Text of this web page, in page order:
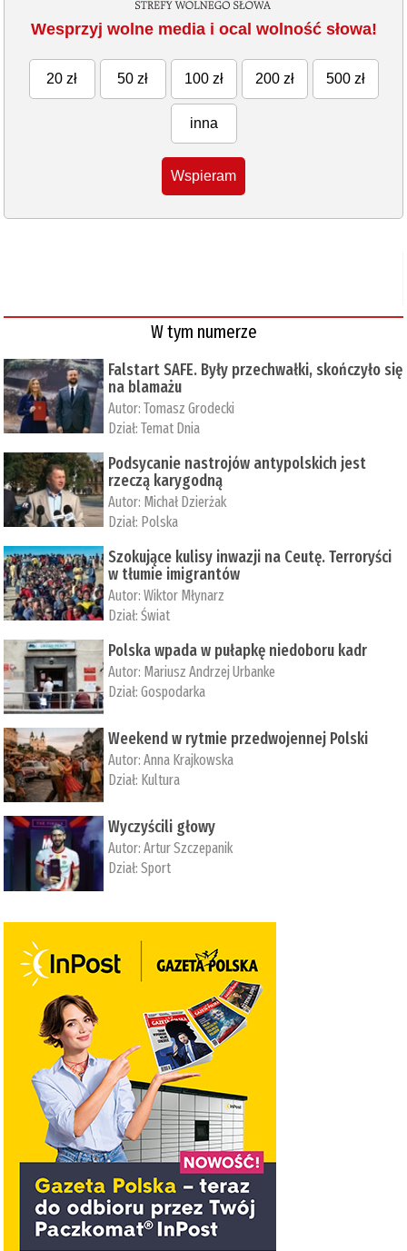
Wesprzyj wolne media i ocal wolność słowa!
20 zł 50 zł 100 zł 200 zł 500 zł
inna
Wspieram
W tym numerze
Falstart SAFE. Były przechwałki, skończyło się
na blamażu
Autor:Tomasz Grodecki
Dział:Temat Dnia
Podsycanie nastrojów antypolskich jest
rzeczą karygodną
Autor: Michał Dzierżak
Dział: Polska
Szokujące kulisy inwazji na Ceutę. Terroryści
w tłumie imigrantów
Autor:Wiktor Młynarz
Dział:Świat
Polska wpada w pułapkę niedoboru kadr
Autor: Mariusz Andrzej Urbanke
Dział:Gospodarka
Weekend w rytmie przedwojennej Polski
Autor:Anna Krajkowska
Dział: Kultura
Wyczyścili głowy
Autor:Artur Szczepanik
Dział:Sport